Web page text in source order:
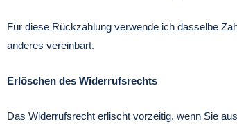
Für diese Rückzahlung verwende ich dasselbe
anderes vereinbart.
Erlöschen des Widerrufsrechts
Das Widerrufsrecht erlischt vorzeitig, wenn Sie